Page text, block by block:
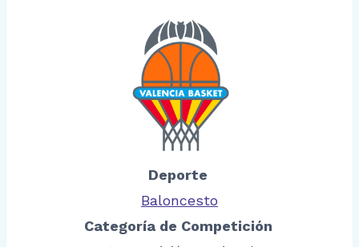
Deporte
Baloncesto
Categoría de Competición